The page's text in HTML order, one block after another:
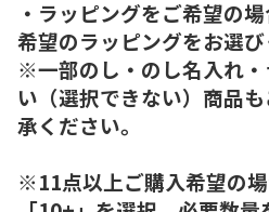
・ラッピングをご希望の
希望のラッピングをお選び
※一部のし・のし名入れ
い（選択できない）商品
承ください。
※11点以上ご購入希望の